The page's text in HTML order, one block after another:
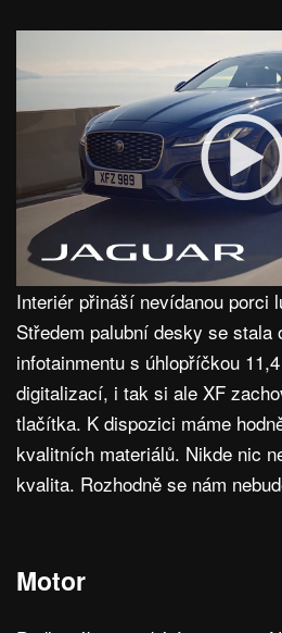
Interiér přináší nevídanou porci
Středem palubní desky se stala
infotainmentu s úhlopříčkou
digitalizací, i tak si ale XF
tlačítka. K dispozici máme
kvalitních materiálů. Nikde nic
kvalita. Rozhodně se nám
Motor